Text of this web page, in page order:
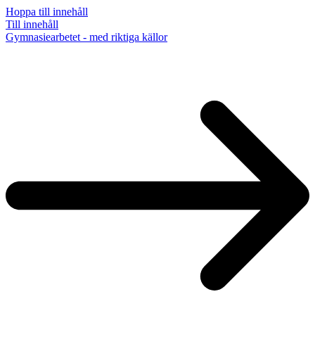
Hoppa till innehåll
Till innehåll
Gymnasiearbetet - med riktiga källor